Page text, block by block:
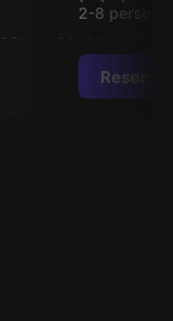
2-8
Reservar